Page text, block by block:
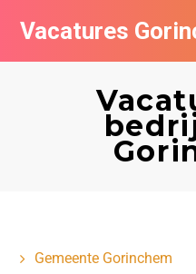
Vacatures
Gemeente Gorinchem
Vacatures bij bedrijven in
De populairste vacatures
Nieuwsbrief feed